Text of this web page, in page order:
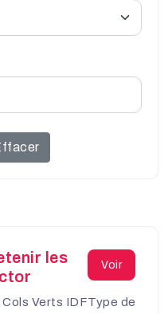
Voir
les
Verts IDFType de